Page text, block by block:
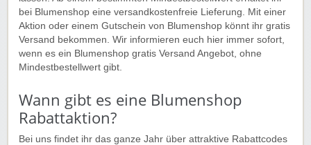
bei Blumenshop eine versandkostenfreie Lieferung. Mit einer
Aktion oder einem Gutschein von Blumenshop könnt ihr gratis
Versand bekommen. Wir informieren euch hier immer sofort,
wenn es ein Blumenshop gratis Versand Angebot, ohne
Mindestbestellwert gibt.
Wann gibt es eine Blumenshop
Rabattaktion?
Bei uns findet ihr das ganze Jahr über attraktive Rabattcodes